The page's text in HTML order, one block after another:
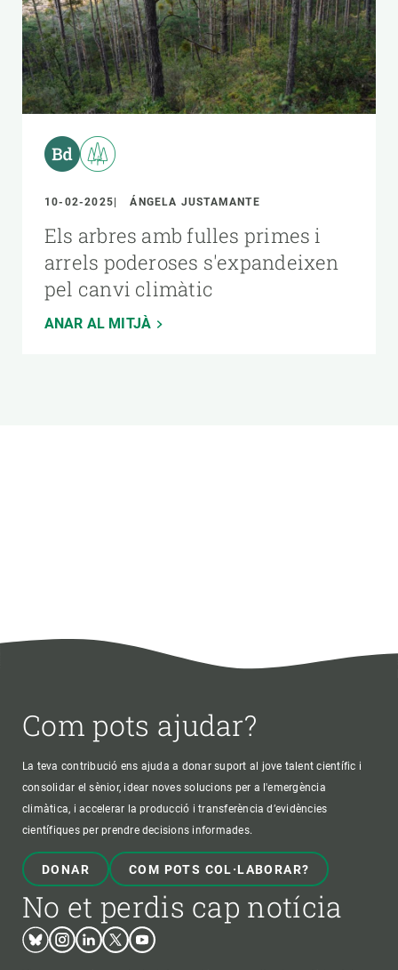
10-02-2025 ÁNGELA JUSTAMANTE
Els arbres amb fulles primes i
arrels poderoses s'expandeixen
pel canvi climàtic
ANAR AL MITJÀ
Com pots ajudar?
La teva contribució ens ajuda a donar suport al jove talent científic i
consolidar el sènior, idear noves solucions per a l'emergència
climàtica, i accelerar la producció i transferència d’evidències
científiques per prendre decisions informades.
DONAR COM POTS COL·LABORAR?
No et perdis cap notícia
BlueskyInstagram
LinkedinTwitterYoutube